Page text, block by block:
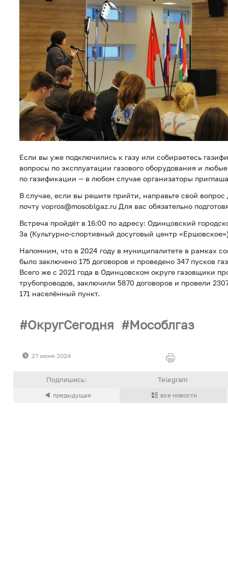
Если вы уже подключились к газу или собираетесь
вопросы по эксплуатации газового оборудования и
по газификации — в любом случае организаторы
В случае, если вы решите прийти, направьте свой
почту vopros@mosoblgaz.ru Для вас обязательно
Встреча пройдёт в 16:00 по адресу: Одинцовский
3а (Культурно-спортивный досуговый центр
Напомним, что в 2024 году в муниципалитете в рамках
было заключено 175 договоров и проведено 347 пусков
Всего же с 2021 года в Одинцовском округе газовщики
трубопроводов, заключили 5870 договоров и провели
171 населённый пункт.
ОкругСегодня Мособлгаз
27 июня 2024